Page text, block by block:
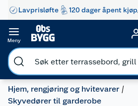
Lavprisløfte 120 dager åpent kjøp
Meny
Hjem, rengjøring og hvitevarer
Skyvedører til garderobe